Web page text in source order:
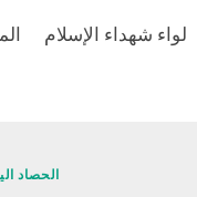
لواء شهداء الإسلام
الحصاد